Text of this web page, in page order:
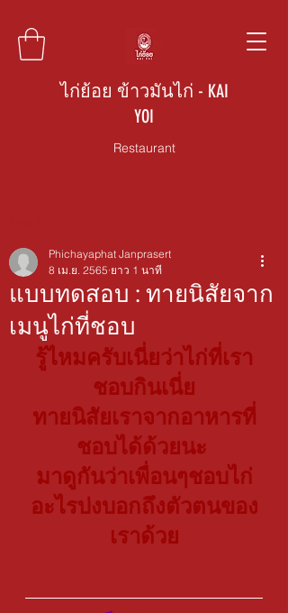
ไก่ย้อย ข้าวมันไก่ - KAI
YOI
Restaurant
แบบทดสอบ : ทายนิสัยจาก
เมนูไก่ที่ชอบ
Phichayaphat Janprasert
8 เม.ย. 2565 ยาว 1 นาที
รู้ไหมครับเนี่ยว่าไก่ที่เรา
ชอบกินเนี่ย
ทายนิสัยเราจากอาหารที่
ชอบได้ด้วยนะ
มาดูกันว่าเพื่อนๆชอบไก่
อะไรบ่งบอกถึงตัวตนของ
เราด้วย